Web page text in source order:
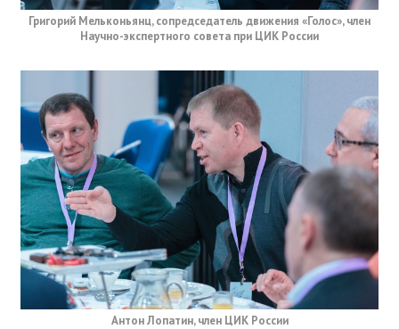
Григорий Мельконьянц, сопредседатель движения «Голос», член
Научно-экспертного совета при ЦИК России
Антон Лопатин, член ЦИК России